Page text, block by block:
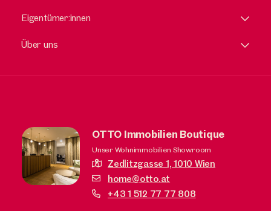
Eigentümer:innen
Über uns
OTTO Immobilien Boutique
Unser Wohnimmobilien Showroom
Zedlitzgasse 1,1010 Wien
home@otto.at
+43 1 512 77 77 808